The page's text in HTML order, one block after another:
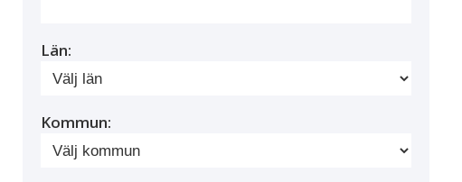
Län:
Kommun: